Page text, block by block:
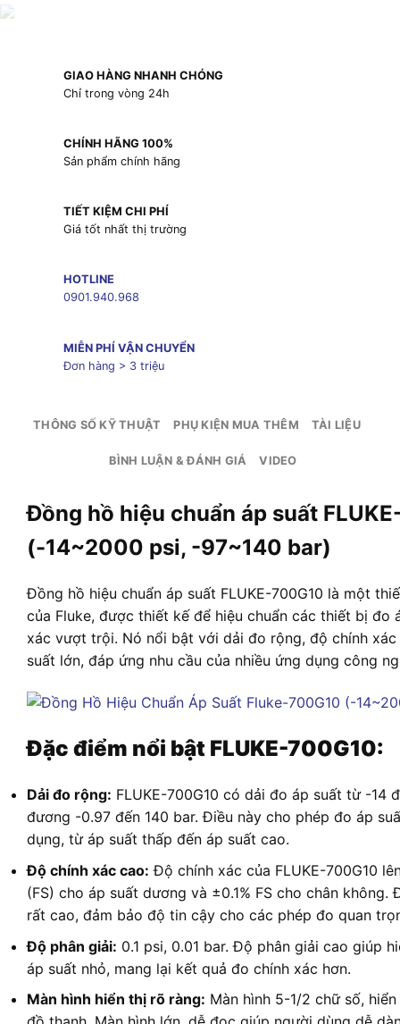
GIAO HÀNG NHANH CHÓNG
Chỉ trong vòng 24h
CHÍNH HÃNG 100%
Sản phẩm chính hãng
TIẾT KIỆM CHI PHÍ
Giá tốt nhất thị trường
HOTLINE
0901.940.968
MIỄN PHÍ VẬN CHUYỂN
Đơn hàng > 3 triệu
THÔNG SỐ KỸ THUẬT PHỤ KIỆN MUA THÊM TÀI LIỆU
BÌNH LUẬN & ĐÁNH GIÁ VIDEO
Đồng hồ hiệu chuẩn áp suất
(-14~2000 psi, -97~140 bar)
Đồng hồ hiệu chuẩn áp suất FLUKE-700G10 là một
của Fluke, được thiết kế để hiệu chuẩn các thiết bị đo
xác vượt trội. Nó nổi bật với dải đo rộng, độ chính xác
suất lớn, đáp ứng nhu cầu của nhiều ứng dụng công
Đặc điểm nổi bật FLUKE-700G10:
Dải đo rộng: FLUKE-700G10 có dải đo áp suất từ -14
đương -0.97 đến 140 bar. Điều này cho phép đo áp
dụng, từ áp suất thấp đến áp suất cao.
Độ chính xác cao: Độ chính xác của FLUKE-700G10
(FS) cho áp suất dương và ±0.1% FS cho chân
rất cao, đảm bảo độ tin cậy cho các phép đo quan
Độ phân giải: 0.1 psi, 0.01 bar. Độ phân giải cao giúp
áp suất nhỏ, mang lại kết quả đo chính xác hơn.
Màn hình hiển thị rõ ràng: Màn hình 5-1/2 chữ số,